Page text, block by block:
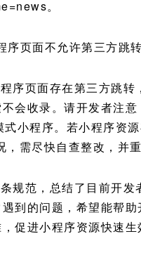
。
序页面不允许第三方跳转
序页面存在第三方跳转
会收录。请开发者注意
小程序。若小程序资
，需尽快自查整改，并重
规范，总结了目前开发
到的问题，希望能帮助
促进小程序资源快速生